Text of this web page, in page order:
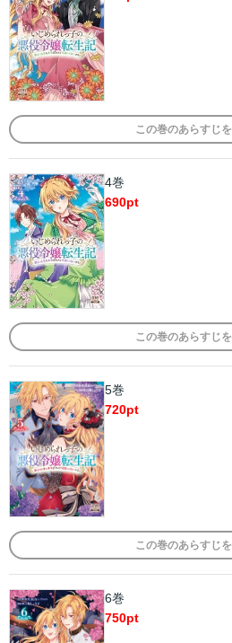
この巻のあらすじを
4巻
690pt
この巻のあらすじを
5巻
720pt
この巻のあらすじを
6巻
750pt